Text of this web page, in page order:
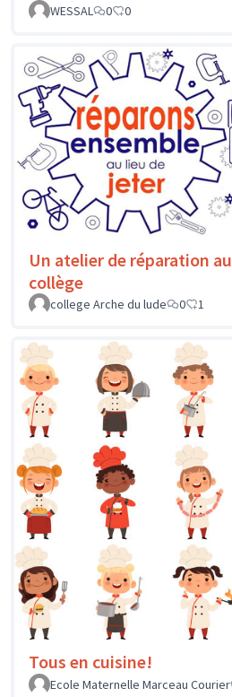
WESSAL
0 0
Un atelier de réparation au
collège
college Arche du lude
0 1
Tous en cuisine!
Ecole Maternelle Marceau Courier